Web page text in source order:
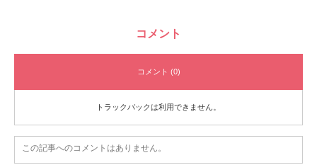
コメント
コメント (0)
トラックバックは利用できません。
この記事へのコメントはありません。